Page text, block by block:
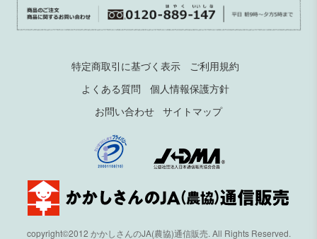
特定商取引に基づく表示
ご利用規約
よくある質問
個人情報保護方針
お問い合わせ
サイトマップ
copyright©2012 かかしさんのJA(農協)通信販売. All Rights Reserved.